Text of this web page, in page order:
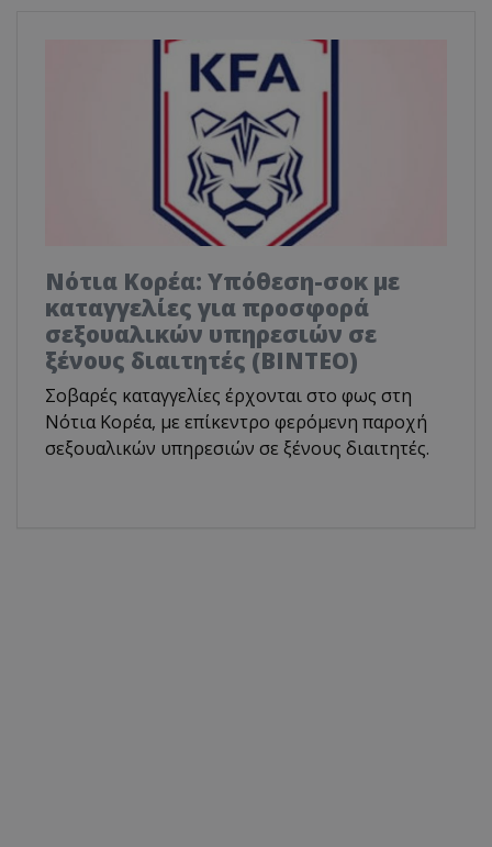
Νότια Κορέα: Υπόθεση-σοκ με
καταγγελίες για προσφορά
σεξουαλικών υπηρεσιών σε
ξένους διαιτητές (BINTEO)
Σοβαρές καταγγελίες έρχονται στο φως στη
Νότια Κορέα, με επίκεντρο φερόμενη παροχή
σεξουαλικών υπηρεσιών σε ξένους διαιτητές.